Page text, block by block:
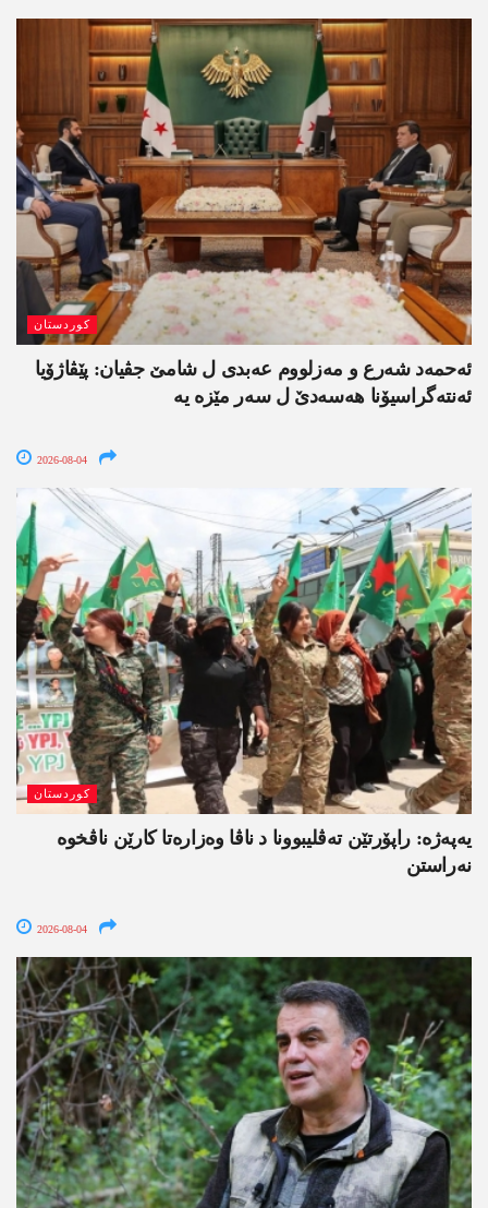
کوردستان
ئەحمەد شەرع و مەزلووم عەبدی ل شامێ جڤیان: پێڤاژۆیا
ئەنتەگراسیۆنا ھەسەدێ ل سەر مێزە یە
2026-08-04
کوردستان
یەپەژە: راپۆرتێن تەڤلیبوونا د ناڤا وەزارەتا کارێن ناڤخوە
نەراستن
2026-08-04